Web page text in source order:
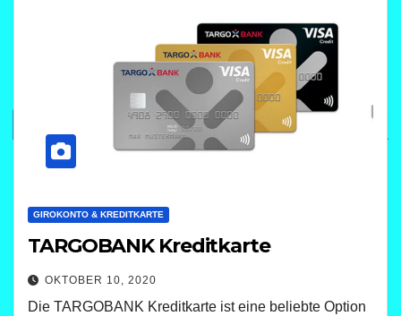
GIROKONTO & KREDITKARTE
TARGOBANK Kreditkarte
OKTOBER 10, 2020
Die TARGOBANK Kreditkarte ist eine beliebte Option